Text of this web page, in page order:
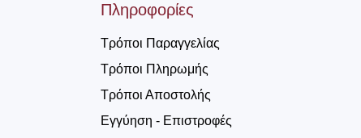
Πληροφορίες
Τρόποι Παραγγελίας
Τρόποι Πληρωμής
Τρόποι Αποστολής
Εγγύηση - Επιστροφές